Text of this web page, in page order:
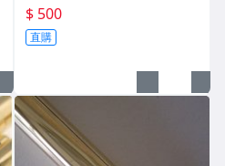
$ 500
直購